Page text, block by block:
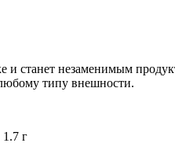
станет незаменимым
типу внешности.
г